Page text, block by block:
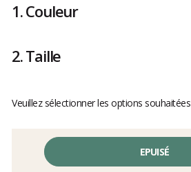
1.Couleur
2.Taille
Veuillez sélectionner les options souhaitées
EPUISÉ